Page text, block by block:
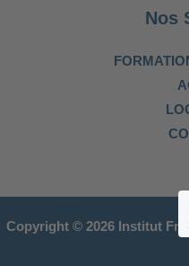
Nos
Copyright © 2026 Institut